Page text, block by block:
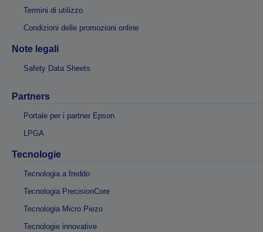
Termini di utilizzo
Condizioni delle promozioni online
Note legali
Safety Data Sheets
Partners
Portale per i partner Epson
LPGA
Tecnologie
Tecnologia a freddo
Tecnologia PrecisionCore
Tecnologia Micro Piezo
Tecnologie innovative